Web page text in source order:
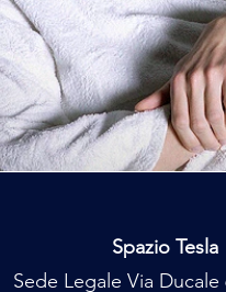
Spazio
Sede Legale Via